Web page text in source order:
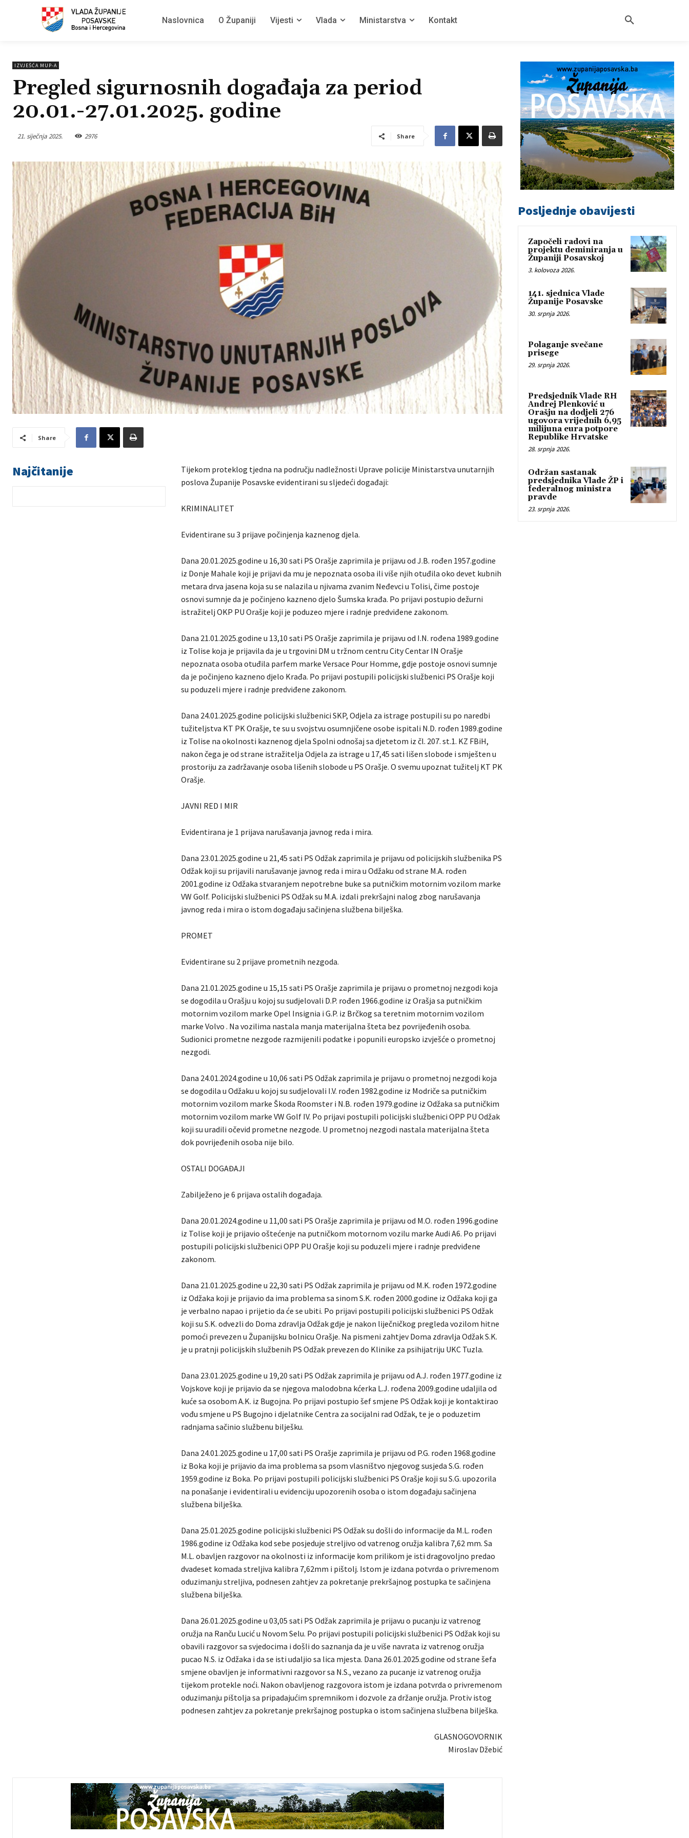
Naslovnica O Županiji Vijesti Vlada Ministarstva Kontakt
IZVJEŠĆA MUP-A
Pregled sigurnosnih događaja za period
20.01.-27.01.2025. godine
21. siječnja 2025. 2976 Share
Share
Najčitanije
Tijekom proteklog tjedna na području nadležnosti Uprave policije Ministarstva unutarnjih
poslova Županije Posavske evidentirani su sljedeći događaji:
KRIMINALITET
Evidentirane su 3 prijave počinjenja kaznenog djela.
Dana 20.01.2025.godine u 16,30 sati PS Orašje zaprimila je prijavu od J.B. rođen 1957.godine
iz Donje Mahale koji je prijavi da mu je nepoznata osoba ili više njih otuđila oko devet kubnih
metara drva jasena koja su se nalazila u njivama zvanim Neđevci u Tolisi, čime postoje
osnovi sumnje da je počinjeno kazneno djelo Šumska krađa. Po prijavi postupio dežurni
istražitelj OKP PU Orašje koji je poduzeo mjere i radnje predviđene zakonom.
Dana 21.01.2025.godine u 13,10 sati PS Orašje zaprimila je prijavu od I.N. rođena 1989.godine
iz Tolise koja je prijavila da je u trgovini DM u tržnom centru City Centar IN Orašje
nepoznata osoba otuđila parfem marke Versace Pour Homme, gdje postoje osnovi sumnje
da je počinjeno kazneno djelo Krađa. Po prijavi postupili policijski službenici PS Orašje koji
su poduzeli mjere i radnje predviđene zakonom.
Dana 24.01.2025.godine policijski službenici SKP, Odjela za istrage postupili su po naredbi
tužiteljstva KT PK Orašje, te su u svojstvu osumnjičene osobe ispitali N.D. rođen 1989.godine
iz Tolise na okolnosti kaznenog djela Spolni odnošaj sa djetetom iz čl. 207. st.1. KZ FBiH,
nakon čega je od strane istražitelja Odjela za istrage u 17,45 sati lišen slobode i smješten u
prostoriju za zadržavanje osoba lišenih slobode u PS Orašje. O svemu upoznat tužitelj KT PK
Orašje.
JAVNI RED I MIR
Evidentirana je 1 prijava narušavanja javnog reda i mira.
Dana 23.01.2025.godine u 21,45 sati PS Odžak zaprimila je prijavu od policijskih službenika PS
Odžak koji su prijavili narušavanje javnog reda i mira u Odžaku od strane M.A. rođen
2001.godine iz Odžaka stvaranjem nepotrebne buke sa putničkim motornim vozilom marke
VW Golf. Policijski službenici PS Odžak su M.A. izdali prekršajni nalog zbog narušavanja
javnog reda i mira o istom događaju sačinjena službena bilješka.
PROMET
Evidentirane su 2 prijave prometnih nezgoda.
Dana 21.01.2025.godine u 15,15 sati PS Orašje zaprimila je prijavu o prometnoj nezgodi koja
se dogodila u Orašju u kojoj su sudjelovali D.P. rođen 1966.godine iz Orašja sa putničkim
motornim vozilom marke Opel Insignia i G.P. iz Brčkog sa teretnim motornim vozilom
marke Volvo . Na vozilima nastala manja materijalna šteta bez povrijeđenih osoba.
Sudionici prometne nezgode razmijenili podatke i popunili europsko izvješće o prometnoj
nezgodi.
Dana 24.01.2024.godine u 10,06 sati PS Odžak zaprimila je prijavu o prometnoj nezgodi koja
se dogodila u Odžaku u kojoj su sudjelovali I.V. rođen 1982.godine iz Modriče sa putničkim
motornim vozilom marke Škoda Roomster i N.B. rođen 1979.godine iz Odžaka sa putničkim
motornim vozilom marke VW Golf IV. Po prijavi postupili policijski službenici OPP PU Odžak
koji su uradili očevid prometne nezgode. U prometnoj nezgodi nastala materijalna šteta
dok povrijeđenih osoba nije bilo.
OSTALI DOGAĐAJI
Zabilježeno je 6 prijava ostalih događaja.
Dana 20.01.2024.godine u 11,00 sati PS Orašje zaprimila je prijavu od M.O. rođen 1996.godine
iz Tolise koji je prijavio oštećenje na putničkom motornom vozilu marke Audi A6. Po prijavi
postupili policijski službenici OPP PU Orašje koji su poduzeli mjere i radnje predviđene
zakonom.
Dana 21.01.2025.godine u 22,30 sati PS Odžak zaprimila je prijavu od M.K. rođen 1972.godine
iz Odžaka koji je prijavio da ima problema sa sinom S.K. rođen 2000.godine iz Odžaka koji ga
je verbalno napao i prijetio da će se ubiti. Po prijavi postupili policijski službenici PS Odžak
koji su S.K. odvezli do Doma zdravlja Odžak gdje je nakon liječničkog pregleda vozilom hitne
pomoći prevezen u Županijsku bolnicu Orašje. Na pismeni zahtjev Doma zdravlja Odžak S.K.
je u pratnji policijskih službenih PS Odžak prevezen do Klinike za psihijatriju UKC Tuzla.
Dana 23.01.2025.godine u 19,20 sati PS Odžak zaprimila je prijavu od A.J. rođen 1977.godine iz
Vojskove koji je prijavio da se njegova malodobna kćerka L.J. rođena 2009.godine udaljila od
kuće sa osobom A.K. iz Bugojna. Po prijavi postupio šef smjene PS Odžak koji je kontaktirao
vođu smjene u PS Bugojno i djelatnike Centra za socijalni rad Odžak, te je o poduzetim
radnjama sačinio službenu bilješku.
Dana 24.01.2025.godine u 17,00 sati PS Orašje zaprimila je prijavu od P.G. rođen 1968.godine
iz Boka koji je prijavio da ima problema sa psom vlasništvo njegovog susjeda S.G. rođen
1959.godine iz Boka. Po prijavi postupili policijski službenici PS Orašje koji su S.G. upozorila
na ponašanje i evidentirali u evidenciju upozorenih osoba o istom događaju sačinjena
službena bilješka.
Dana 25.01.2025.godine policijski službenici PS Odžak su došli do informacije da M.L. rođen
1986.godine iz Odžaka kod sebe posjeduje streljivo od vatrenog oružja kalibra 7,62 mm. Sa
M.L. obavljen razgovor na okolnosti iz informacije kom prilikom je isti dragovoljno predao
dvadeset komada streljiva kalibra 7,62mm i pištolj. Istom je izdana potvrda o privremenom
oduzimanju streljiva, podnesen zahtjev za pokretanje prekršajnog postupka te sačinjena
službena bilješka.
Dana 26.01.2025.godine u 03,05 sati PS Odžak zaprimila je prijavu o pucanju iz vatrenog
oružja na Ranču Lucić u Novom Selu. Po prijavi postupili policijski službenici PS Odžak koji su
obavili razgovor sa svjedocima i došli do saznanja da je u više navrata iz vatrenog oružja
pucao N.S. iz Odžaka i da se isti udaljio sa lica mjesta. Dana 26.01.2025.godine od strane šefa
smjene obavljen je informativni razgovor sa N.S., vezano za pucanje iz vatrenog oružja
tijekom protekle noći. Nakon obavljenog razgovora istom je izdana potvrda o privremenom
oduzimanju pištolja sa pripadajućim spremnikom i dozvole za držanje oružja. Protiv istog
podnesen zahtjev za pokretanje prekršajnog postupka o istom sačinjena službena bilješka.
GLASNOGOVORNIK
Miroslav Džebić
Posljednje obavijesti
Započeli radovi na
projektu deminiranja u
Županiji Posavskoj
3. kolovoza 2026.
141. sjednica Vlade
Županije Posavske
30. srpnja 2026.
Polaganje svečane
prisege
29. srpnja 2026.
Predsjednik Vlade RH
Andrej Plenković u
Orašju na dodjeli 276
ugovora vrijednih 6,95
milijuna eura potpore
Republike Hrvatske
28. srpnja 2026.
Održan sastanak
predsjednika Vlade ŽP i
federalnog ministra
pravde
23. srpnja 2026.